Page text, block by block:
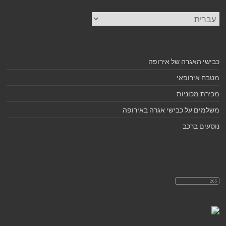
בחירת
שפה
כבישי האגרה של אירופה
מטבח אירופאי
מכירת מכוניות
משלמים על כבישי אגרה באירופה
נוסעים ברכב